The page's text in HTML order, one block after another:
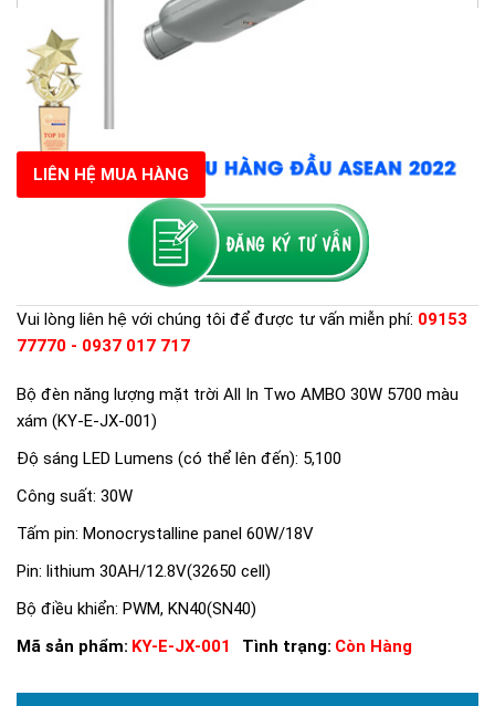
LIÊN HỆ MUA HÀNG
Vui lòng liên hệ với chúng tôi để được tư vấn miễn phí: 09153
77770 - 0937 017 717
Bộ đèn năng lượng mặt trời All In Two AMBO 30W 5700 màu
xám (KY-E-JX-001)
Độ sáng LED Lumens (có thể lên đến): 5,100
Công suất: 30W
Tấm pin: Monocrystalline panel 60W/18V
Pin: lithium 30AH/12.8V(32650 cell)
Bộ điều khiển: PWM, KN40(SN40)
Mã sản phẩm: KY-E-JX-001 Tình trạng: Còn Hàng